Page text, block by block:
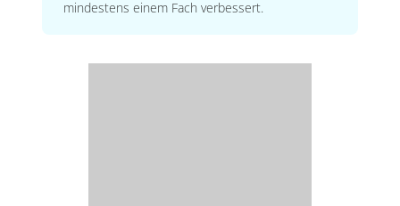
mindestens einem Fach verbessert.